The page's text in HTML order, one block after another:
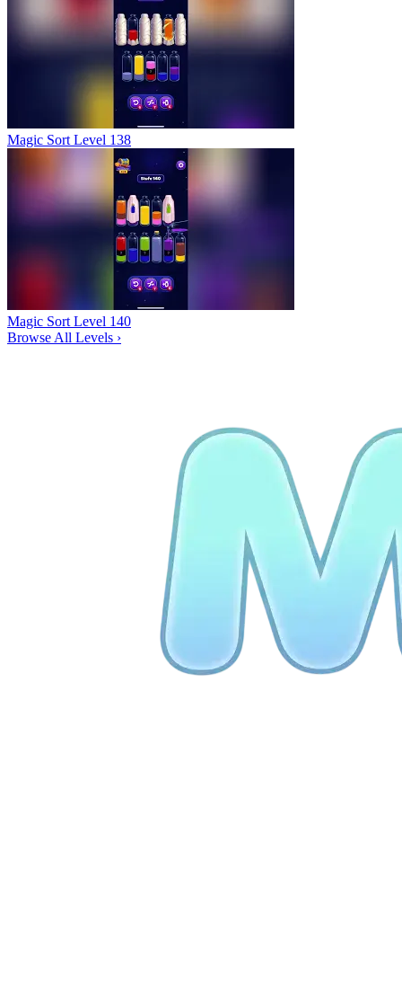
Magic Sort Level 138
Magic Sort Level 140
Browse All Levels ›